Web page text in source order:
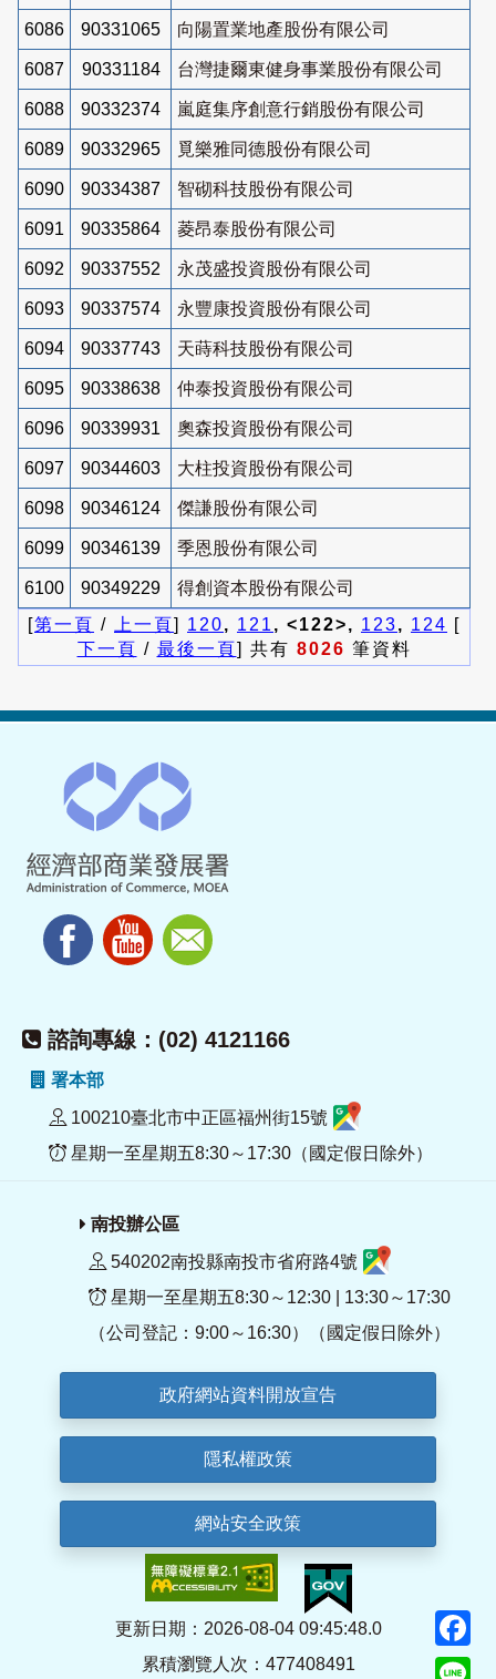
6086 90331065 向陽置業地產股份有限公司
6087 90331184 台灣捷爾東健身事業股份有限公司
6088 90332374 嵐庭集序創意行銷股份有限公司
6089 90332965 覓樂雅同德股份有限公司
6090 90334387 智砌科技股份有限公司
6091 90335864 菱昂泰股份有限公司
6092 90337552 永茂盛投資股份有限公司
6093 90337574 永豐康投資股份有限公司
6094 90337743 天蒔科技股份有限公司
6095 90338638 仲泰投資股份有限公司
6096 90339931 奧森投資股份有限公司
6097 90344603 大柱投資股份有限公司
6098 90346124 傑謙股份有限公司
6099 90346139 季恩股份有限公司
6100 90349229
得創資本股份有限公司
[第一頁 / 上一頁] 120, 121 , <122>, 123, 124 [
下一頁 / 最後一頁] 共有 8026 筆資料
諮詢專線：(02) 4121166
署本部
100210臺北市中正區福州街15號
星期一至星期五8:30～17:30（國定假日除外）
南投辦公區
540202南投縣南投市省府路4號
星期一至星期五8:30～12:30 | 13:30～17:30
（公司登記：9:00～16:30）（國定假日除外）
政府網站資料開放宣告
隱私權政策
網站安全政策
更新日期：2026-08-04 09:45:48.0
累積瀏覽人次：477408491